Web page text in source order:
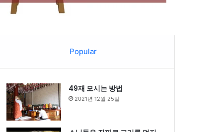
Popular
49재 모시는 방법
2021년 12월 25일